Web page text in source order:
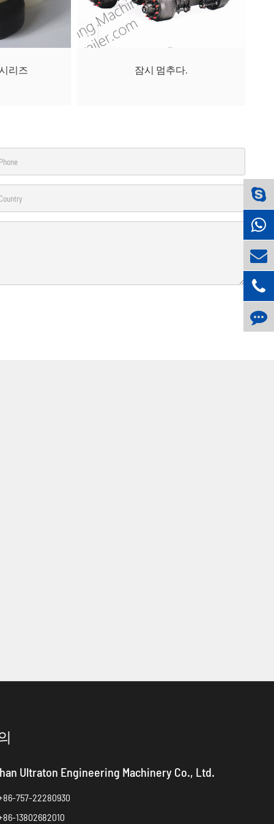
리즈 잠시 멈추다.
Ultraton Engineering Machinery Co., Ltd.
757-22280930
13802682010